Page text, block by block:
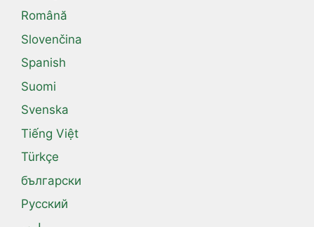
Română
Slovenčina
Spanish
Suomi
Svenska
Tiếng Việt
Türkçe
български
Русский